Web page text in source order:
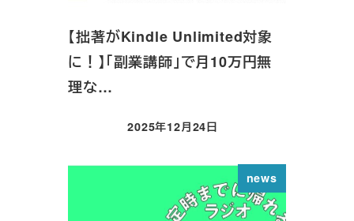
【拙著がKindle Unlimited対象
に！】「副業講師」で月10万円無
理な…
投稿日
2025年12月24日
news